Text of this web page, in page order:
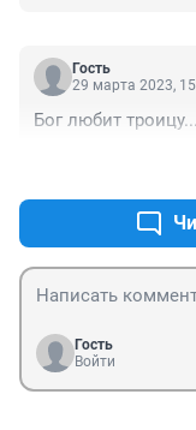
Гость
29 марта 2023,
Бог любит
Гость
Войти